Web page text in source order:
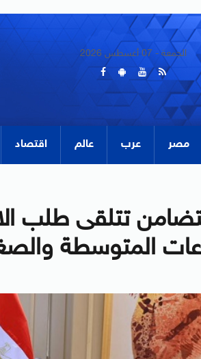
الجمعة - 07 أغسطس 2026
مصر عرب عالم اقتصاد
تتلقى طلب
المتوسطة